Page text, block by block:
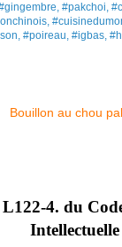
#pakchoi,
#poireau, #igbas,
L122-4. du
Intellectuelle